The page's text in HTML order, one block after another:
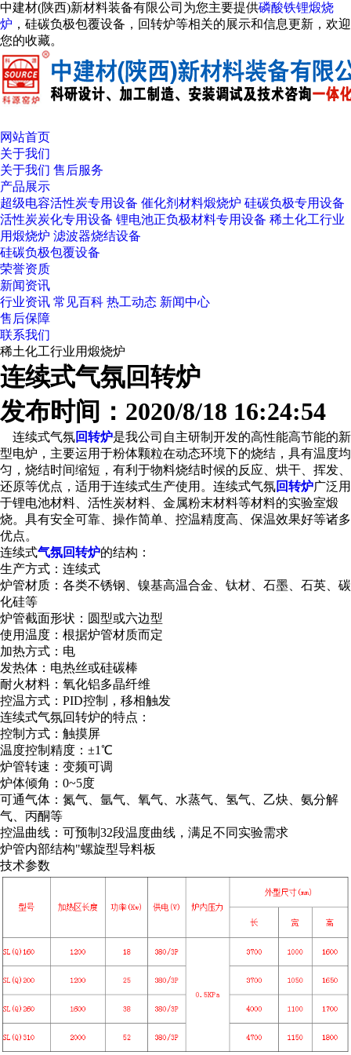
中建材(陕西)新材料装备有限公司为您主要提供磷酸铁锂煅烧
炉 ，硅碳负极包覆设备，回转炉等相关的展示和信息更新，欢迎
您的收藏。
网站首页
关于我们
关于我们 售后服务
产品展示
超级电容活性炭专用设备 催化剂材料煅烧炉 硅碳负极专用设备
活性炭炭化专用设备 锂电池正负极材料专用设备 稀土化工行业
用煅烧炉 滤波器烧结设备
硅碳负极包覆设备
荣誉资质
新闻资讯
行业资讯 常见百科 热工动态 新闻中心
售后保障
联系我们
稀土化工行业用煅烧炉
连续式气氛回转炉
发布时间：2020/8/18 16:24:54
连续式气氛回转炉是我公司自主研制开发的高性能高节能的新
型电炉，主要运用于粉体颗粒在动态环境下的烧结，具有温度均
匀，烧结时间缩短，有利于物料烧结时候的反应、烘干、挥发、
还原等优点，适用于连续式生产使用。连续式气氛回转炉广泛用
于锂电池材料、活性炭材料、金属粉末材料等材料的实验室煅
烧。具有安全可靠、操作简单、控温精度高、保温效果好等诸多
优点。
连续式气氛回转炉的结构：
生产方式：连续式
炉管材质：各类不锈钢、镍基高温合金、钛材、石墨、石英、碳
化硅等
炉管截面形状：圆型或六边型
使用温度：根据炉管材质而定
加热方式：电
发热体：电热丝或硅碳棒
耐火材料：氧化铝多晶纤维
控温方式：PID控制，移相触发
连续式气氛回转炉的特点：
控制方式：触摸屏
温度控制精度：±1℃
炉管转速：变频可调
炉体倾角：0~5度
可通气体：氮气、氩气、氧气、水蒸气、氢气、乙炔、氨分解
气、丙酮等
控温曲线：可预制32段温度曲线，满足不同实验需求
炉管内部结构"螺旋型导料板
技术参数